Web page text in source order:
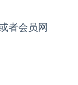
者会员网